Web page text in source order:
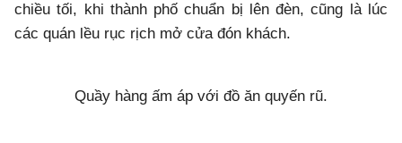
chiều tối, khi thành phố chuẩn bị lên đèn, cũng là lúc
các quán lều rục rịch mở cửa đón khách.
Quầy hàng ấm áp với đồ ăn quyến rũ.